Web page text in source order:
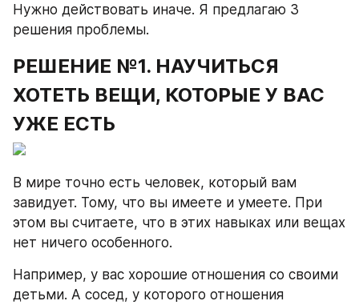
Нужно действовать иначе. Я предлагаю 3
решения проблемы.
РЕШЕНИЕ №1. НАУЧИТЬСЯ
ХОТЕТЬ ВЕЩИ, КОТОРЫЕ У ВАС
УЖЕ ЕСТЬ
В мире точно есть человек, который вам
завидует. Тому, что вы имеете и умеете. При
этом вы считаете, что в этих навыках или вещах
нет ничего особенного.
Например, у вас хорошие отношения со своими
детьми. А сосед, у которого отношения